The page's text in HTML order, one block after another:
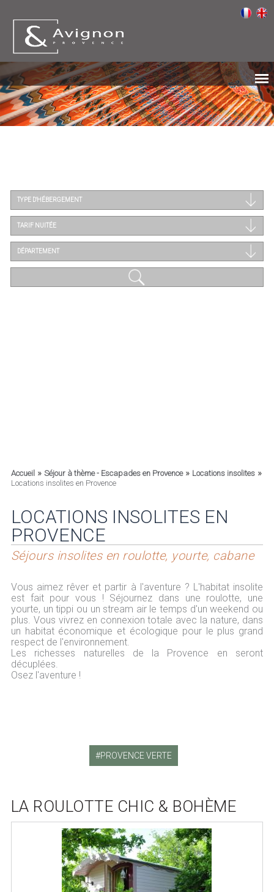
TYPE D'HÉBERGEMENT
TARIF NUITÉE
DÉPARTEMENT
Accueil» Séjour à thème - Escapades en Provence» Locations insolites»
Locations insolites en Provence
LOCATIONS INSOLITES EN
PROVENCE
Séjours insolites en roulotte, yourte, cabane
Vous aimez rêver et partir à l'aventure ? L'habitat insolite
est fait pour vous ! Séjournez dans une roulotte, une
yourte, un tippi ou un stream air le temps d'un weekend ou
plus. Vous vivrez en connexion totale avec la nature, dans
un habitat économique et écologique pour le plus grand
respect de l'environnement.
Les richesses naturelles de la Provence en seront
décuplées.
Osez l'aventure !
PROVENCE VERTE
LA ROULOTTE CHIC & BOHÈME